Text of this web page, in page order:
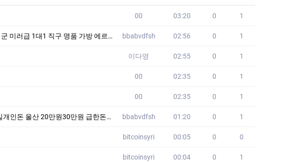
00 03:20 0 1
가방 에르메스남자지갑 명품이커머스 XSJ bbabvdfsh 02:56 0 1
이다영 02:55 0 1
00 02:35 0 1
00 02:35 0 1
산 20만원30만원 급한돈드려요 HAE bbabvdfsh 01:20 0 1
bitcoinsyri 00:05 0 0
bitcoinsyri 00:04 0 1